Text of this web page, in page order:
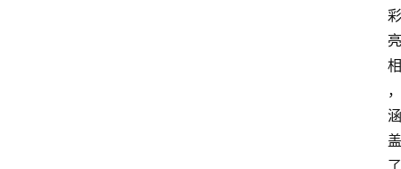
彩
亮
相
，
涵
盖
了